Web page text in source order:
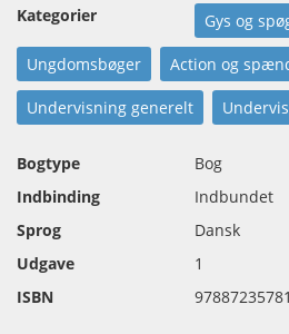
Kategorier
Gys og
Ungdomsbøger Action og
Undervisning generelt
Bogtype
Bog
Indbinding
Indbundet
Sprog
Dansk
Udgave
1
ISBN